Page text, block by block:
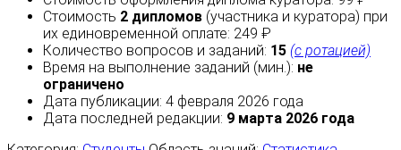
Стоимость 2 дипломов (участника и куратора) при
их единовременной оплате: 249 ₽
Количество вопросов и заданий: 15 (с ротацией)
Время на выполнение заданий (мин.): не
ограничено
Дата публикации: 4 февраля 2026 года
Дата последней редакции: 9 марта 2026 года